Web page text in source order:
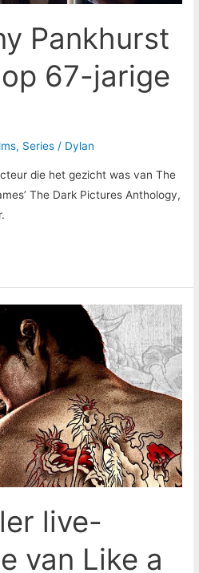
Pankhurst
67-jarige
, Series / Dylan
die het gezicht was van The
The Dark Pictures Anthology,
live-
van Like a